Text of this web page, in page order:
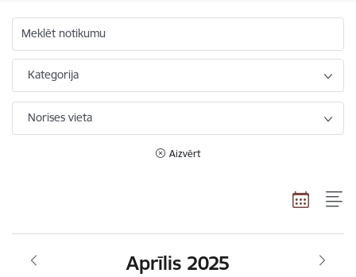
Meklēt notikumu
Kategorija
Norises vieta
Aizvērt
Aprīlis 2025